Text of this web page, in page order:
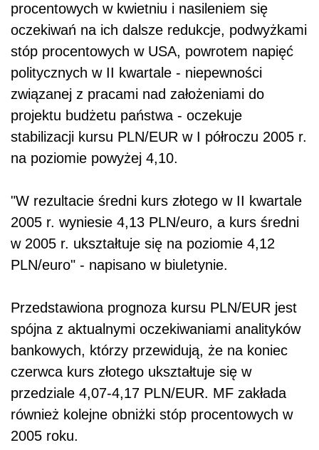
procentowych w kwietniu i nasileniem się
oczekiwań na ich dalsze redukcje, podwyżkami
stóp procentowych w USA, powrotem napięć
politycznych w II kwartale - niepewności
związanej z pracami nad założeniami do
projektu budżetu państwa - oczekuje
stabilizacji kursu PLN/EUR w I półroczu 2005 r.
na poziomie powyżej 4,10.
"W rezultacie średni kurs złotego w II kwartale
2005 r. wyniesie 4,13 PLN/euro, a kurs średni
w 2005 r. ukształtuje się na poziomie 4,12
PLN/euro" - napisano w biuletynie.
Przedstawiona prognoza kursu PLN/EUR jest
spójna z aktualnymi oczekiwaniami analityków
bankowych, którzy przewidują, że na koniec
czerwca kurs złotego ukształtuje się w
przedziale 4,07-4,17 PLN/EUR. MF zakłada
również kolejne obniżki stóp procentowych w
2005 roku.